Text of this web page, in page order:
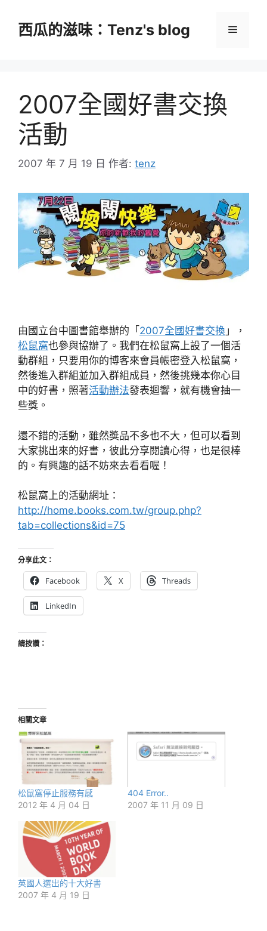
西瓜的滋味：Tenz's blog 選
2007全國好書交換
活動
2007 年 7 月 19 日 作者: tenz
由國立台中圖書館舉辦的「 2007全國好書交換 」，
松鼠窩也參與協辦了。我們在松鼠窩上設了一個活
動群組，只要用你的博客來會員帳密登入松鼠窩，
然後進入群組並加入群組成員，然後挑幾本你心目
中的好書，照著活動辦法發表迴響，就有機會抽一
些獎。
還不錯的活動，雖然獎品不多也不大，但可以看到
大家挑出來的好書，彼此分享閱讀心得，也是很棒
的。有興趣的話不妨來去看看喔！
松鼠窩上的活動網址：
http://home.books.com.tw/group.php?
tab=collections&id=75
分享此文：
Facebook X Threads
LinkedIn
請按讚：
相關文章
松鼠窩停止服務有感
2012 年 4 月 04 日
404 Error..
2007 年 11 月 09 日
英國人選出的十大好書
2007 年 4 月 19 日